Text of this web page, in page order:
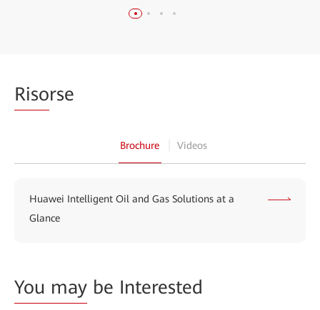
Risorse
Brochure Videos
Huawei Intelligent Oil and Gas Solutions at a
Glance
You may be Interested